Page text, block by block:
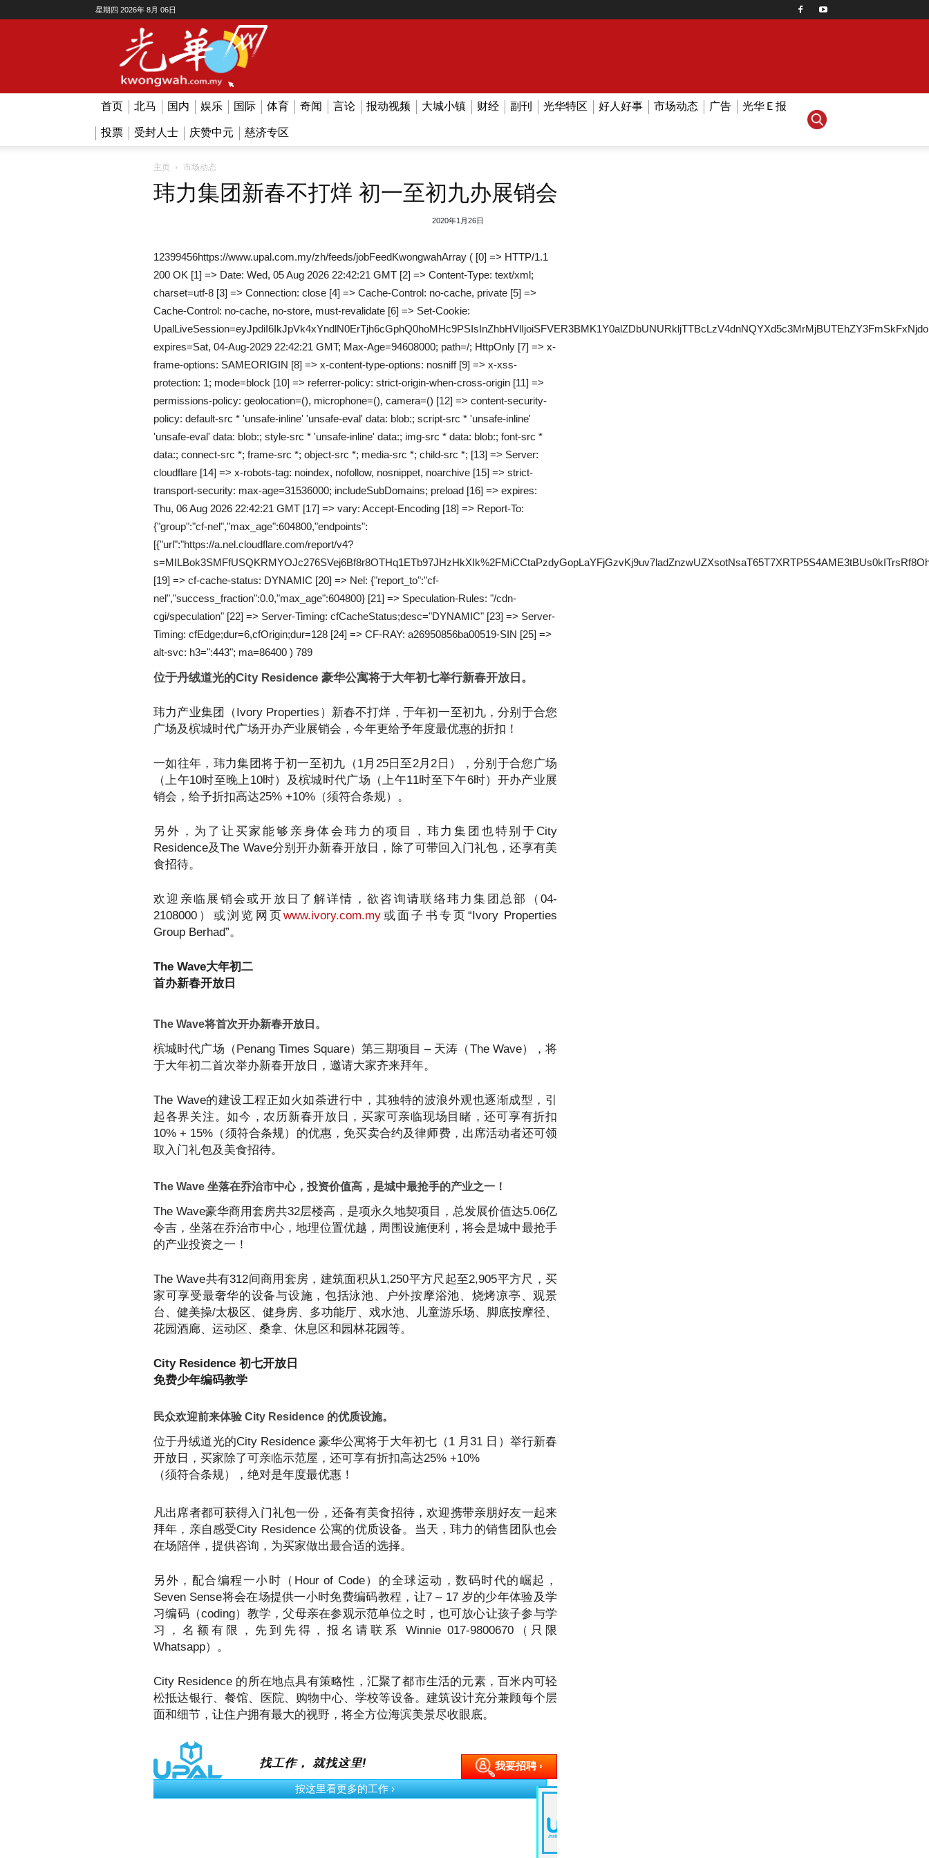
星期四 2026年 8月 06日
首页 北马 国内 娱乐 国际 体育 奇闻 言论 报动视频 大城小镇 财经 副刊 光华特区 好人好事 市场动态 广告 光华Ｅ报
投票 受封人士 庆赞中元 慈济专区
主页 市场动态
玮力集团新春不打烊 初一至初九办展销会
2020年1月26日
12399456https://www.upal.com.my/zh/feeds/jobFeedKwongwahArray ( [0] => HTTP/1.1
200 OK [1] => Date: Wed, 05 Aug 2026 22:42:21 GMT [2] => Content-Type: text/xml;
charset=utf-8 [3] => Connection: close [4] => Cache-Control: no-cache, private [5] =>
Cache-Control: no-cache, no-store, must-revalidate [6] => Set-Cookie:
expires=Sat, 04-Aug-2029 22:42:21 GMT; Max-Age=94608000; path=/; HttpOnly [7] => x-
frame-options: SAMEORIGIN [8] => x-content-type-options: nosniff [9] => x-xss-
protection: 1; mode=block [10] => referrer-policy: strict-origin-when-cross-origin [11] =>
permissions-policy: geolocation=(), microphone=(), camera=() [12] => content-security-
policy: default-src * 'unsafe-inline' 'unsafe-eval' data: blob:; script-src * 'unsafe-inline'
'unsafe-eval' data: blob:; style-src * 'unsafe-inline' data:; img-src * data: blob:; font-src *
data:; connect-src *; frame-src *; object-src *; media-src *; child-src *; [13] => Server:
cloudflare [14] => x-robots-tag: noindex, nofollow, nosnippet, noarchive [15] => strict-
transport-security: max-age=31536000; includeSubDomains; preload [16] => expires:
Thu, 06 Aug 2026 22:42:21 GMT [17] => vary: Accept-Encoding [18] => Report-To:
{"group":"cf-nel","max_age":604800,"endpoints":
[{"url":"https://a.nel.cloudflare.com/report/v4?
[19] => cf-cache-status: DYNAMIC [20] => Nel: {"report_to":"cf-
nel","success_fraction":0.0,"max_age":604800} [21] => Speculation-Rules: "/cdn-
cgi/speculation" [22] => Server-Timing: cfCacheStatus;desc="DYNAMIC" [23] => Server-
Timing: cfEdge;dur=6,cfOrigin;dur=128 [24] => CF-RAY: a26950856ba00519-SIN [25] =>
alt-svc: h3=":443"; ma=86400 ) 789
位于丹绒道光的City Residence 豪华公寓将于大年初七举行新春开放日。
玮力产业集团（Ivory Properties）新春不打烊，于年初一至初九，分别于合您
广场及槟城时代广场开办产业展销会，今年更给予年度最优惠的折扣！
一如往年，玮力集团将于初一至初九（1月25日至2月2日），分别于合您广场
（上午10时至晚上10时）及槟城时代广场（上午11时至下午6时）开办产业展
销会，给予折扣高达25% +10%（须符合条规）。
另外，为了让买家能够亲身体会玮力的项目，玮力集团也特别于City
Residence及The Wave分别开办新春开放日，除了可带回入门礼包，还享有美
食招待。
欢迎亲临展销会或开放日了解详情，欲咨询请联络玮力集团总部（04-
2108000）或浏览网页www.ivory.com.my 或面子书专页“Ivory Properties
Group Berhad”。
The Wave大年初二
首办新春开放日
The Wave将首次开办新春开放日。
槟城时代广场（Penang Times Square）第三期项目 – 天涛（The Wave），将
于大年初二首次举办新春开放日，邀请大家齐来拜年。
The Wave的建设工程正如火如荼进行中，其独特的波浪外观也逐渐成型，引
起各界关注。如今，农历新春开放日，买家可亲临现场目睹，还可享有折扣
10% + 15%（须符合条规）的优惠，免买卖合约及律师费，出席活动者还可领
取入门礼包及美食招待。
The Wave 坐落在乔治市中心，投资价值高，是城中最抢手的产业之一！
The Wave豪华商用套房共32层楼高，是项永久地契项目，总发展价值达5.06亿
令吉，坐落在乔治市中心，地理位置优越，周围设施便利，将会是城中最抢手
的产业投资之一！
The Wave共有312间商用套房，建筑面积从1,250平方尺起至2,905平方尺，买
家可享受最奢华的设备与设施，包括泳池、户外按摩浴池、烧烤凉亭、观景
台、健美操/太极区、健身房、多功能厅、戏水池、儿童游乐场、脚底按摩径、
花园酒廊、运动区、桑拿、休息区和园林花园等。
City Residence 初七开放日
免费少年编码教学
民众欢迎前来体验 City Residence 的优质设施。
位于丹绒道光的City Residence 豪华公寓将于大年初七（1 月31 日）举行新春
开放日，买家除了可亲临示范屋，还可享有折扣高达25% +10%
（须符合条规），绝对是年度最优惠！
凡出席者都可获得入门礼包一份，还备有美食招待，欢迎携带亲朋好友一起来
拜年，亲自感受City Residence 公寓的优质设备。当天，玮力的销售团队也会
在场陪伴，提供咨询，为买家做出最合适的选择。
另外，配合编程一小时（Hour of Code）的全球运动，数码时代的崛起，
Seven Sense将会在场提供一小时免费编码教程，让7 – 17 岁的少年体验及学
习编码（coding）教学，父母亲在参观示范单位之时，也可放心让孩子参与学
习，名额有限，先到先得，报名请联系 Winnie 017-9800670（只限
Whatsapp）。
City Residence 的所在地点具有策略性，汇聚了都市生活的元素，百米内可轻
松抵达银行、餐馆、医院、购物中心、学校等设备。建筑设计充分兼顾每个层
面和细节，让住户拥有最大的视野，将全方位海滨美景尽收眼底。
找工作， 就找这里!
我要招聘 ›
Marketing Executive
Kuala Lumpur